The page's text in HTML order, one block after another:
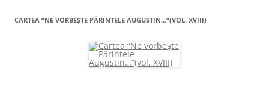
CARTEA “NE VORBEŞTE PĂRINTELE AUGUSTIN…”(VOL. XVIII)